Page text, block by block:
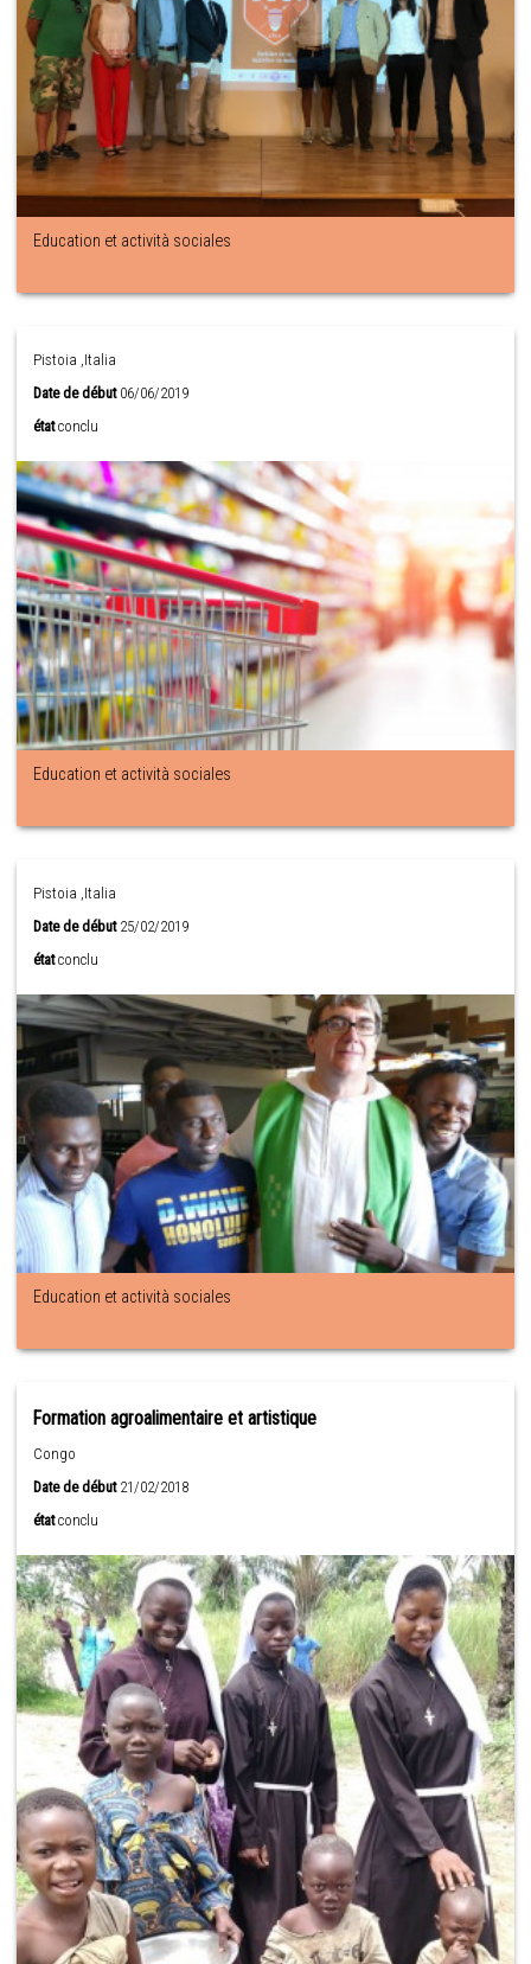
Education et actività sociales
Pistoia ,Italia
Date de début06/06/2019
état conclu
Education et actività sociales
Pistoia ,Italia
Date de début25/02/2019
état conclu
Education et actività sociales
Formation agroalimentaire et artistique
Congo
Date de début21/02/2018
état conclu